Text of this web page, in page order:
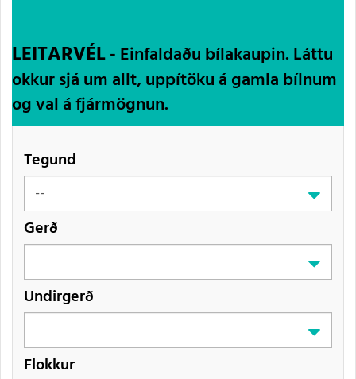
LEITARVÉL- Einfaldaðu bílakaupin. Láttu
okkur sjá um allt, uppítöku á gamla bílnum
og val á fjármögnun.
Tegund
Gerð
Undirgerð
Flokkur